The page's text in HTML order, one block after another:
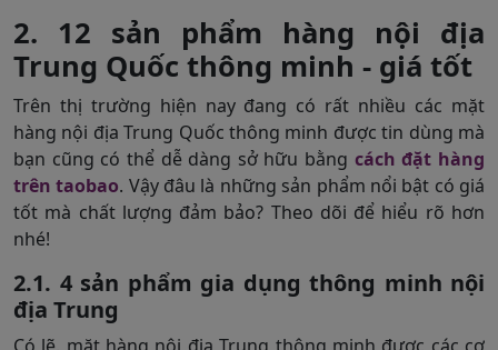
2. 12 sản phẩm hàng nội địa
Trung Quốc thông minh - giá tốt
Trên thị trường hiện nay đang có rất nhiều các mặt
hàng nội địa Trung Quốc thông minh được tin dùng mà
bạn cũng có thể dễ dàng sở hữu bằng cách đặt hàng
trên taobao. Vậy đâu là những sản phẩm nổi bật có giá
tốt mà chất lượng đảm bảo? Theo dõi để hiểu rõ hơn
nhé!
2.1. 4 sản phẩm gia dụng thông minh nội
địa Trung